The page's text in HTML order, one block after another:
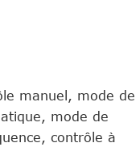
manuel, mode de
mode de
contrôle à